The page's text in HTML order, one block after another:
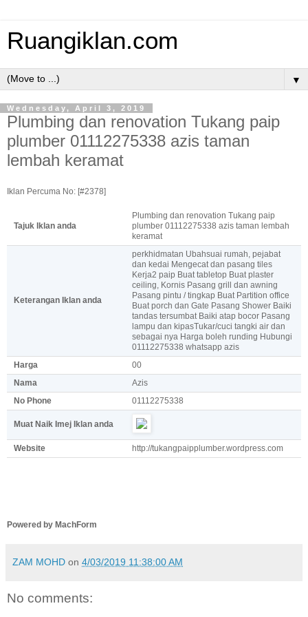
Ruangiklan.com
▼
Wednesday, April 3, 2019
Plumbing dan renovation Tukang paip
plumber 01112275338 azis taman
lembah keramat
Iklan Percuma No: [#2378]
Tajuk Iklan anda
Plumbing dan renovation Tukang paip
plumber 01112275338 azis taman lembah
keramat
Keterangan Iklan anda
perkhidmatan Ubahsuai rumah, pejabat
dan kedai Mengecat dan pasang tiles
Kerja2 paip Buat tabletop Buat plaster
ceiling, Kornis Pasang grill dan awning
Pasang pintu / tingkap Buat Partition office
Buat porch dan Gate Pasang Shower Baiki
tandas tersumbat Baiki atap bocor Pasang
lampu dan kipasTukar/cuci tangki air dan
sebagai nya Harga boleh runding Hubungi
01112275338 whatsapp azis
Harga
00
Nama
Azis
No Phone
01112275338
Muat Naik Imej Iklan anda
Website http://tukangpaipplumber.wordpress.com
Powered by MachForm
ZAM MOHD on 4/03/2019 11:38:00 AM
No comments: